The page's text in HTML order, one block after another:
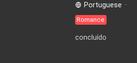
Portuguese ·
Romance
concluído